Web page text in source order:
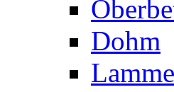
Dohm